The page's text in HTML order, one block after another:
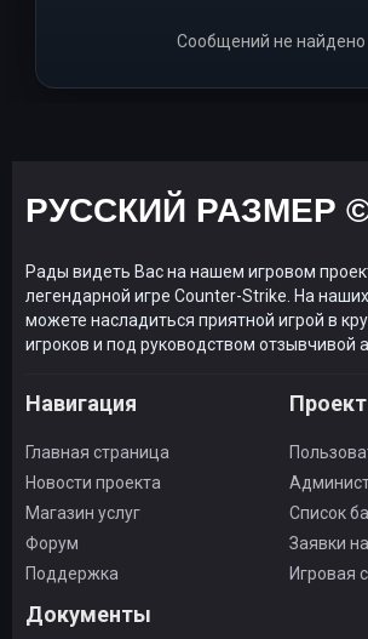
Сообщений не найдено
РУССКИЙ РАЗМЕР
Рады видеть Вас на нашем игровом
легендарной игре Counter-Strike. На
можете насладиться приятной игрой в
игроков и под руководством отзывчивой
Навигация
Главная страница
Новости проекта
Магазин услуг
Форум
Поддержка
Проект
Список
Заявки
Игровая
Документы